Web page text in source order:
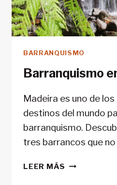
BARRANQUISMO
Barranquismo
Madeira es uno de
destinos del mundo
barranquismo.
tres barrancos que
LEER MÁS